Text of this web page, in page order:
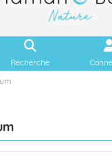
Recherche